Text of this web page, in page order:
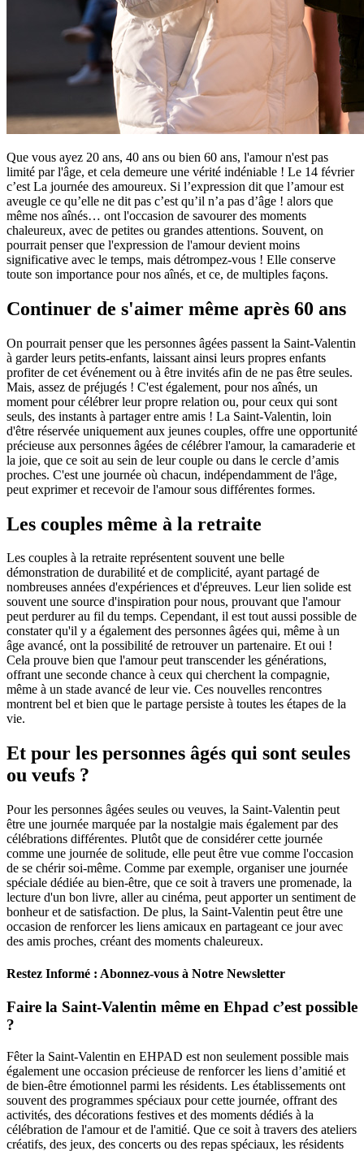
Que vous ayez 20 ans, 40 ans ou bien 60 ans, l'amour n'est pas
limité par l'âge, et cela demeure une vérité indéniable ! Le 14 février
c’est La journée des amoureux. Si l’expression dit que l’amour est
aveugle ce qu’elle ne dit pas c’est qu’il n’a pas d’âge ! alors que
même nos aînés… ont l'occasion de savourer des moments
chaleureux, avec de petites ou grandes attentions. Souvent, on
pourrait penser que l'expression de l'amour devient moins
significative avec le temps, mais détrompez-vous ! Elle conserve
toute son importance pour nos aînés, et ce, de multiples façons.
Continuer de s'aimer même après 60 ans
On pourrait penser que les personnes âgées passent la Saint-Valentin
à garder leurs petits-enfants, laissant ainsi leurs propres enfants
profiter de cet événement ou à être invités afin de ne pas être seules.
Mais, assez de préjugés ! C'est également, pour nos aînés, un
moment pour célébrer leur propre relation ou, pour ceux qui sont
seuls, des instants à partager entre amis ! La Saint-Valentin, loin
d'être réservée uniquement aux jeunes couples, offre une opportunité
précieuse aux personnes âgées de célébrer l'amour, la camaraderie et
la joie, que ce soit au sein de leur couple ou dans le cercle d’amis
proches. C'est une journée où chacun, indépendamment de l'âge,
peut exprimer et recevoir de l'amour sous différentes formes.
Les couples même à la retraite
Les couples à la retraite représentent souvent une belle
démonstration de durabilité et de complicité, ayant partagé de
nombreuses années d'expériences et d'épreuves. Leur lien solide est
souvent une source d'inspiration pour nous, prouvant que l'amour
peut perdurer au fil du temps. Cependant, il est tout aussi possible de
constater qu'il y a également des personnes âgées qui, même à un
âge avancé, ont la possibilité de retrouver un partenaire. Et oui !
Cela prouve bien que l'amour peut transcender les générations,
offrant une seconde chance à ceux qui cherchent la compagnie,
même à un stade avancé de leur vie. Ces nouvelles rencontres
montrent bel et bien que le partage persiste à toutes les étapes de la
vie.
Et pour les personnes âgés qui sont seules
ou veufs ?
Pour les personnes âgées seules ou veuves, la Saint-Valentin peut
être une journée marquée par la nostalgie mais également par des
célébrations différentes. Plutôt que de considérer cette journée
comme une journée de solitude, elle peut être vue comme l'occasion
de se chérir soi-même. Comme par exemple, organiser une journée
spéciale dédiée au bien-être, que ce soit à travers une promenade, la
lecture d'un bon livre, aller au cinéma, peut apporter un sentiment de
bonheur et de satisfaction. De plus, la Saint-Valentin peut être une
occasion de renforcer les liens amicaux en partageant ce jour avec
des amis proches, créant des moments chaleureux.
Restez Informé : Abonnez-vous à Notre Newsletter
Faire la Saint-Valentin même en Ehpad c’est possible
?
Fêter la Saint-Valentin en EHPAD est non seulement possible mais
également une occasion précieuse de renforcer les liens d’amitié et
de bien-être émotionnel parmi les résidents. Les établissements ont
souvent des programmes spéciaux pour cette journée, offrant des
activités, des décorations festives et des moments dédiés à la
célébration de l'amour et de l'amitié. Que ce soit à travers des ateliers
créatifs, des jeux, des concerts ou des repas spéciaux, les résidents